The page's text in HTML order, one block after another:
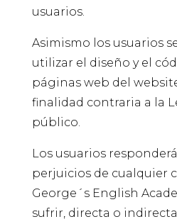
usuarios.
Asimismo los usuarios
utilizar el diseño y el
páginas web del
finalidad contraria a la
público.
Los usuarios
perjuicios de cualquier
George´s English
sufrir, directa o